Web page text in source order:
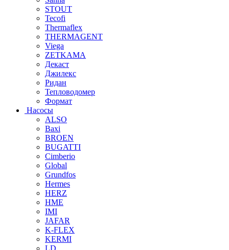
STOUT
Tecofi
Thermaflex
THERMAGENT
Viega
ZETKAMA
Декаст
Джилекс
Ридан
Тепловодомер
Формат
Насосы
ALSO
Baxi
BROEN
BUGATTI
Cimberio
Global
Grundfos
Hermes
HERZ
HME
IMI
JAFAR
K-FLEX
KERMI
LD